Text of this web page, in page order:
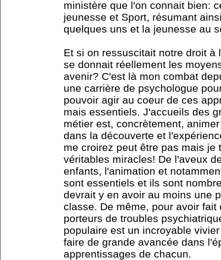
ministère que l'on connait bien:
jeunesse et Sport, résumant
quelques uns et la jeunesse au
Et si on ressuscitait notre droit à
se donnait réellement les
avenir? C'est là mon combat
une carrière de psychologue
pouvoir agir au coeur de ces
mais essentiels. J'accueils des
métier est, concrètement,
dans la découverte et
me croirez peut être pas mais je
véritables miracles! De l'aveux
enfants, l'animation et
sont essentiels et ils sont
devrait y en avoir au moins une
classe. De même, pour avoir
porteurs de troubles
populaire est un incroyable
faire de grande avancée dans
apprentissages de chacun.